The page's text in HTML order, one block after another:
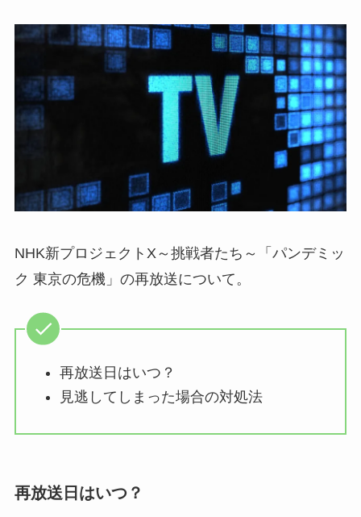
NHK新プロジェクトX～挑戦者たち～「パンデミッ
ク 東京の危機」の再放送について。
再放送日はいつ？
見逃してしまった場合の対処法
再放送日はいつ？